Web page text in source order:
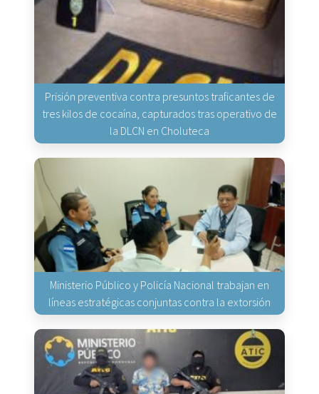
Prisión preventiva contra presuntos traficantes de
tres kilos de cocaína, capturados tras operativo de
la DLCN en Choluteca
Ministerio Público y Policía Nacional trabajan en
líneas estratégicas conjuntas contra la extorsión